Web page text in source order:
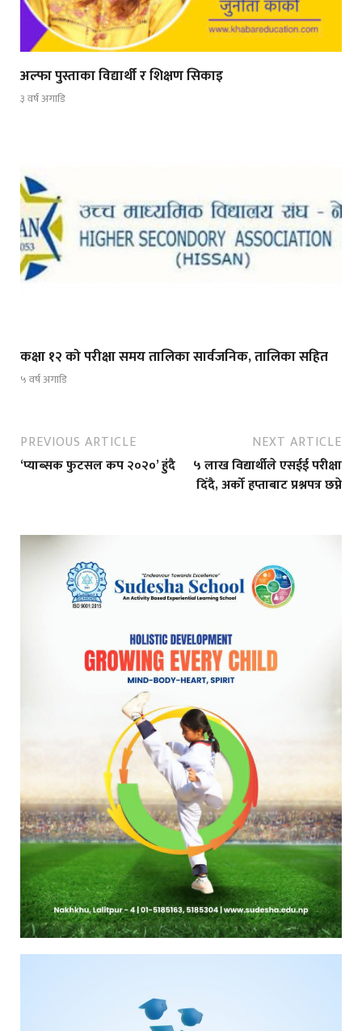
अल्फा पुस्ताका विद्यार्थी र शिक्षण सिकाइ
३ वर्ष अगाडि
कक्षा १२ को परीक्षा समय तालिका सार्वजनिक, तालिका सहित
५ वर्ष अगाडि
PREVIOUS ARTICLE
‘प्याब्सक फुटसल कप २०२०’ हुंदै
NEXT ARTICLE
५ लाख विद्यार्थीले एसईई परीक्षा
दिँदै, अर्को हप्ताबाट प्रश्नपत्र छप्ने